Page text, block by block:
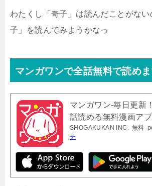
わたくし「奇子」は読んだことがな
子」を読んでみようかなっ
マンガワンで全話無料で読め
マンガワン-毎日更新
話読める無料漫画アプ
SHOGAKUKAN INC. 無料
チ